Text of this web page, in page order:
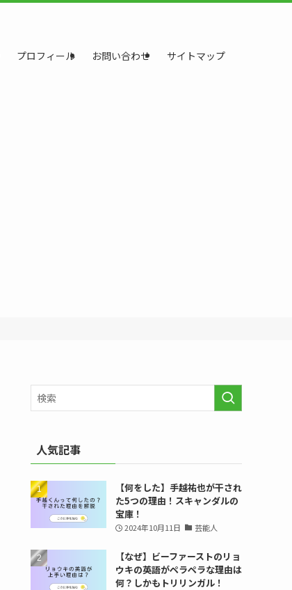
プロフィール お問い合わせ サイトマップ
人気記事
【何をした】手越祐也が干され
た5つの理由！スキャンダルの
宝庫！
2024年10月11日 芸能人
【なぜ】ビーファーストのリョ
ウキの英語がペラペラな理由は
何？しかもトリリンガル！